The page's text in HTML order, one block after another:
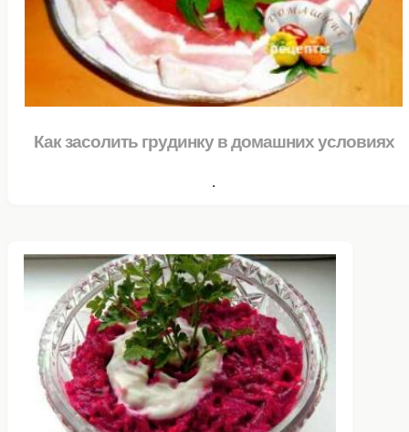
Как засолить грудинку в домашних условиях
.